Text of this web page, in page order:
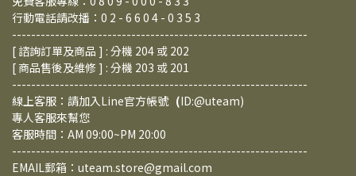
行動電話請改播：0 2 - 6 6 0 4 - 0 3 5 3
--------------------------------------------------------------
[ 諮詢訂單及商品 ] : 分機 204 或 202
[ 商品售後及維修 ] : 分機 203 或 201
--------------------------------------------------------------
線上客服：請加入Line官方帳號
   (
ID:@uteam)
專人客服來幫您
客服時間：AM 09:00~PM 20:00
--------------------------------------------------------------
EMAIL郵箱：uteam.store@gmail.com